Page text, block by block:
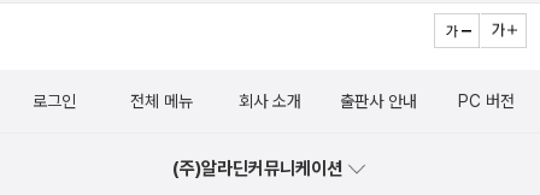
며 또 그렇게 할 수 있습니다. *출판사에서 제공된 도서를 읽
나가는 과정을 보면, 대폭발 후 10?43초가 지날 때까지의 시기
주의 크기는 10?33㎝였다. 플랭크 시기가 지나고 나서 10?43
시기에 공간이 팽창하는데, 빛보다 빠른 속도로 팽창한다. 10?3
쪽) 유니버스(universe), ‘하나의 세상’은 어떤 의미일까? 저자
는 ‘하나의 세상’을 의미한다. 그러면 ‘하나인 세상’은 어떤 의미
간적으로 같은 공간에 존재하는 세상이라는 의미다.같은 공간이
로그인 전체 메뉴 회사 소개 출판사 안내 PC 버전
(주)알라딘커뮤니케이션